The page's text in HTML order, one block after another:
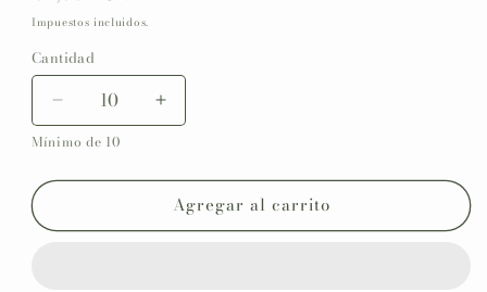
habitual
Impuestos incluidos.
Cantidad
Reducir
cantidad
Posa
Aumentar
cantidad
Posa
vasos
Mínimo de 10
Agregar al carrito